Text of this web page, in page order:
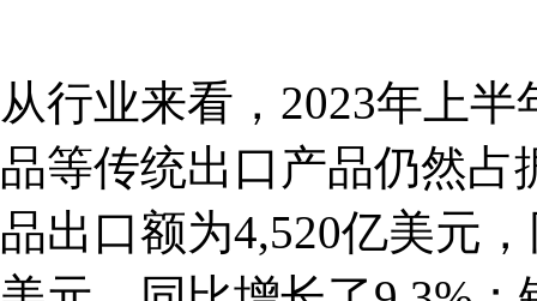
从行业来看，2023年上
品等传统出口产品仍然
品出口额为4,520亿美元